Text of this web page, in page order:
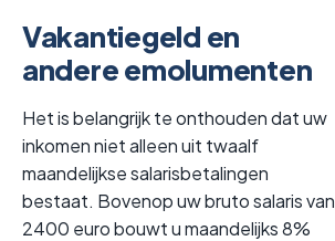
Vakantiegeld en
andere emolumenten
Het is belangrijk te onthouden dat uw
inkomen niet alleen uit twaalf
maandelijkse salarisbetalingen
bestaat. Bovenop uw bruto salaris van
2400 euro bouwt u maandelijks 8%